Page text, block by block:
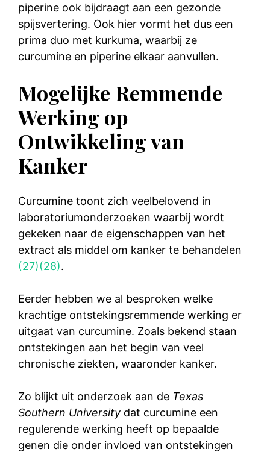
piperine ook bijdraagt aan een gezonde
spijsvertering. Ook hier vormt het dus een
prima duo met kurkuma, waarbij ze
curcumine en piperine elkaar aanvullen.
Mogelijke Remmende
Werking op
Ontwikkeling van
Kanker
Curcumine toont zich veelbelovend in
laboratoriumonderzoeken waarbij wordt
gekeken naar de eigenschappen van het
extract als middel om kanker te behandelen
(27)(28).
Eerder hebben we al besproken welke
krachtige ontstekingsremmende werking er
uitgaat van curcumine. Zoals bekend staan
ontstekingen aan het begin van veel
chronische ziekten, waaronder kanker.
Zo blijkt uit onderzoek aan de Texas
Southern University dat curcumine een
regulerende werking heeft op bepaalde
genen die onder invloed van ontstekingen